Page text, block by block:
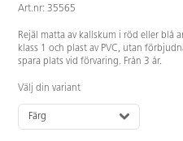
Art.nr: 35565
Rejäl matta av kallskum i röd eller blå
klass 1 och plast av PVC, utan
spara plats vid förvaring. Från 3 år.
Välj din variant
Färg